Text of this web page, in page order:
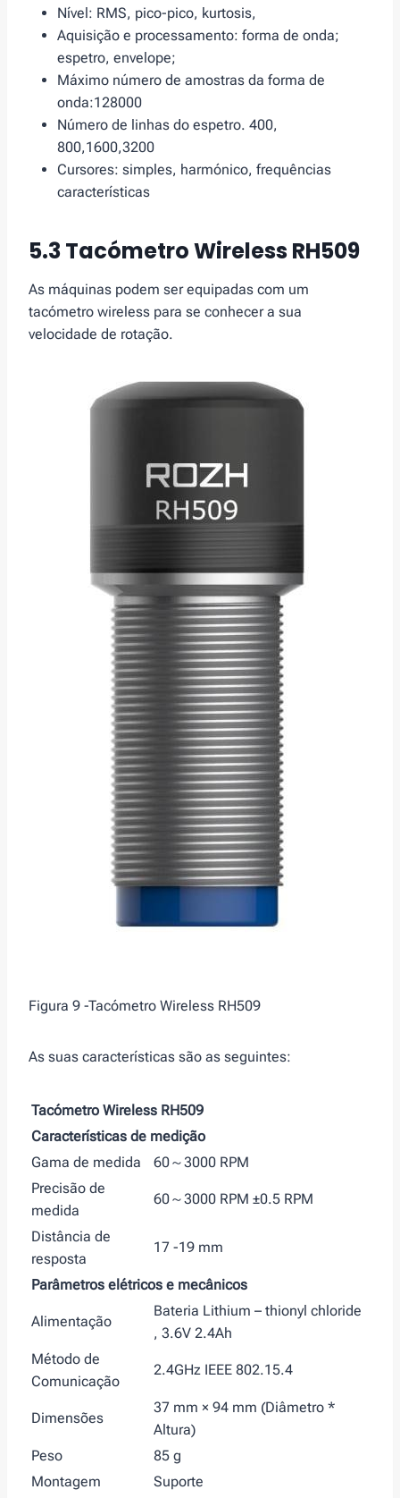
Nível: RMS, pico-pico, kurtosis,
Aquisição e processamento: forma de onda;
espetro, envelope;
Máximo número de amostras da forma de
onda:128000
Número de linhas do espetro. 400,
800,1600,3200
Cursores: simples, harmónico, frequências
características
5.3 Tacómetro Wireless RH509
As máquinas podem ser equipadas com um
tacómetro wireless para se conhecer a sua
velocidade de rotação.
Figura 9 -Tacómetro Wireless RH509
As suas características são as seguintes:
Tacómetro Wireless RH509
Características de medição
Gama de medida
60～3000 RPM
Precisão de
medida
60～3000 RPM ±0.5 RPM
Distância de
resposta
17 -19 mm
Parâmetros elétricos e mecânicos
Alimentação
Bateria Lithium – thionyl chloride
, 3.6V 2.4Ah
Método de
Comunicação
2.4GHz IEEE 802.15.4
Dimensões
37 mm × 94 mm (Diâmetro *
Altura)
Peso
85 g
Montagem
Suporte